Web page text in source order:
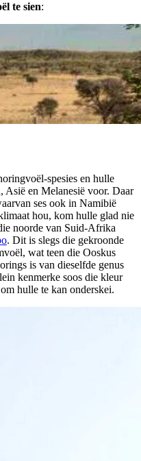
te sien:
spesies en hulle
Asië en Melanesië voor. Daar
ses ook in Namibië
hou, kom hulle glad nie
noorde van Suid-Afrika
. Dit is slegs die gekroonde
wat teen die Ooskus
is van dieselfde genus
kenmerke soos die kleur
hulle te kan onderskei.